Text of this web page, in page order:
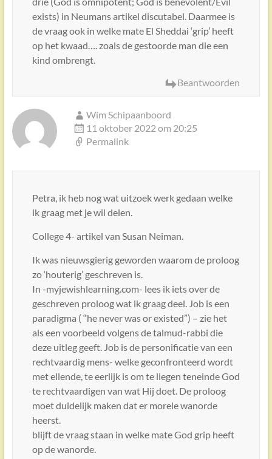
exists) in Neumans artikel discutabel. Daarmee is
de vraag ook in welke mate El Sheddai ‘grip’ heeft
op het kwaad…. zoals de gestoorde man die een
kind ombrengt.
Beantwoorden
Wim Schipaanboord
11 oktober 2022 om 20:25
Permalink
Petra, ik heb nog wat uitzoek werk gedaan welke
ik graag met je wil delen.
College 4- artikel van Susan Neiman.
Ik was nieuwsgierig geworden waarom de proloog
zo ‘houterig’ geschreven is.
In -myjewishlearning.com- lees ik iets over de
geschreven proloog wat ik graag deel. Job is een
paradigma ( “he never was or existed”) – zie het
als een voorbeeld volgens de talmud-rabbi die
deze uitleg geeft. Job is de personificatie van een
rechtvaardig mens- welke geconfronteerd wordt
met ellende, te eerlijk is om te liegen teneinde God
te rechtvaardigen van wat Hij doet. De proloog
moet duidelijk maken dat er morele wanorde
heerst.
blijft de vraag staan in welke mate God grip heeft
op de wanorde.